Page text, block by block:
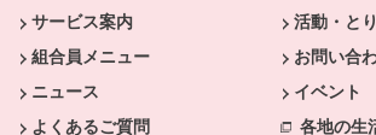
サービス案内
活動・と
組合員メニュー
お問い合
ニュース
イベント
よくあるご質問
各地の生